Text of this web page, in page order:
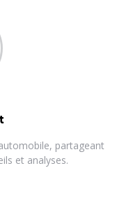
partageant
et analyses.